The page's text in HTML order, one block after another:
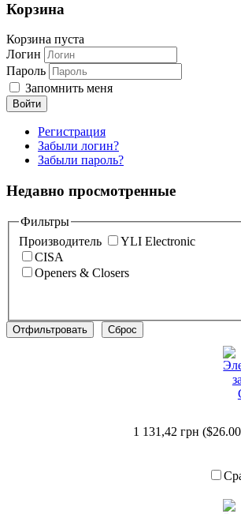
Корзина
Корзина пуста
Логин
Пароль
Запомнить меня
Регистрация
Забыли логин?
Забыли пароль?
Недавно просмотренные
Фильтры
Производитель
YLI Electronic
CISA
Openers & Closers
1 131,42 грн